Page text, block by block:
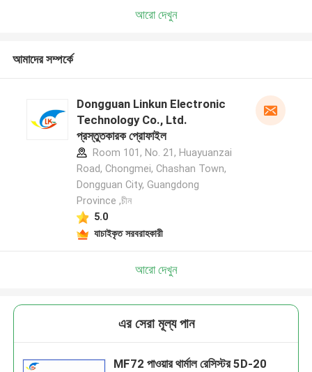
আরো দেখুন
আমাদের সম্পর্কে
Dongguan Linkun Electronic
Technology Co., Ltd.
প্রস্তুতকারক প্রোফাইল
Room 101, No. 21, Huayuanzai
Road, Chongmei, Chashan Town,
Dongguan City, Guangdong
Province ,চীন
5.0
যাচাইকৃত সরবরাহকারী
আরো দেখুন
এর সেরা মূল্য পান
MF72 পাওয়ার থার্মাল রেসিস্টর 5D-20